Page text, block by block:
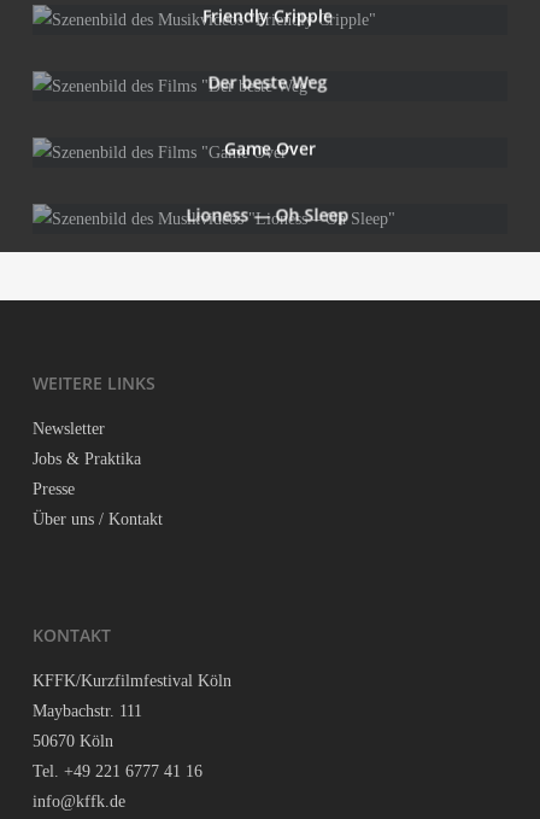
Fri­end­ly Cripple
Der bes­te Weg
Game Over
Lio­ness — Oh Sleep
WEI­TE­RE LINKS
News­let­ter
Jobs & Praktika
Pres­se
Über uns / Kontakt
KON­TAKT
KFFK/Kurzfilmfestival Köln
May­bach­str. 111
50670 Köln
Tel. +49 221 6777 41 16
info@kffk.de